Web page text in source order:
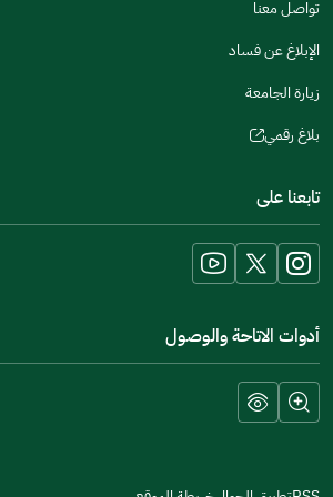
تواصل معنا
الإبلاغ عن فساد
زيارة الجامعة
بلاغ رقمي
(opens
new
window)
تابعنا على
أدوات الاتاحة والوصول